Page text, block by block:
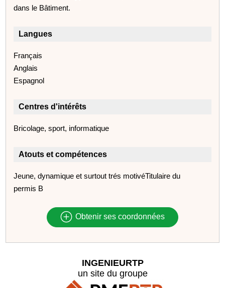
dans le Bâtiment.
Langues
Français
Anglais
Espagnol
Centres d'intérêts
Bricolage, sport, informatique
Atouts et compétences
Jeune, dynamique et surtout trés motivéTitulaire du
permis B
Obtenir ses coordonnées
INGENIEURTP
un site du groupe